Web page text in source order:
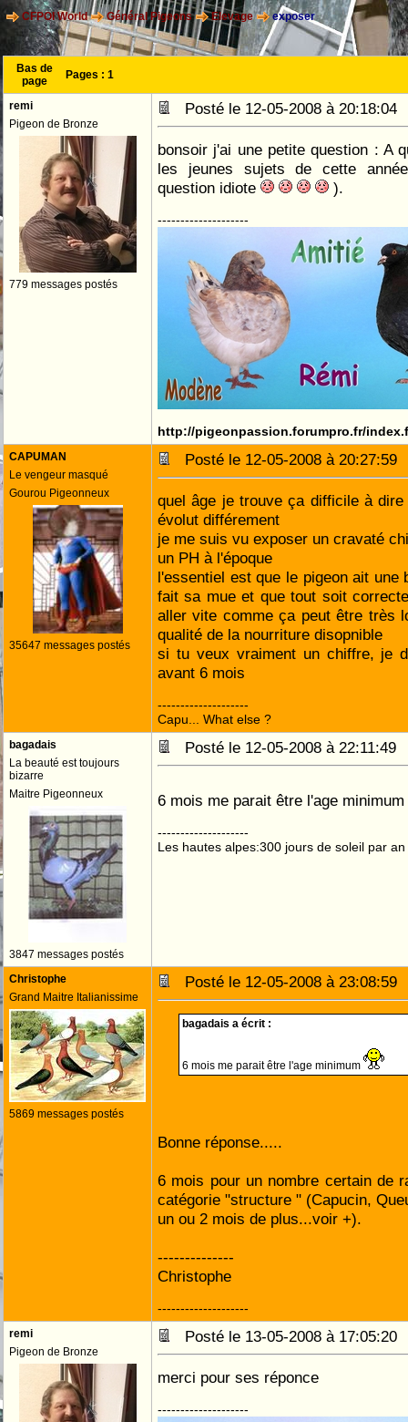
CFPOI World Général Pigeons Elevage exposer
Bas de
page
Pages : 1
remi
Pigeon de Bronze
779 messages postés
Posté le 12-05-2008 à
bonsoir j'ai une petite question : A
les jeunes sujets de cette
question idiote
).
--------------------
http://pigeonpassion.forumpro.fr/
CAPUMAN
Le vengeur masqué
Gourou Pigeonneux
35647 messages postés
Posté le 12-05-2008 à
quel âge je trouve ça difficile à
évolut différement
je me suis vu exposer un cravaté
un PH à l'époque
l'essentiel est que le pigeon ait une
fait sa mue et que tout soit
aller vite comme ça peut être très
qualité de la nourriture disopnible
si tu veux vraiment un chiffre, je
avant 6 mois
--------------------
Capu... What else ?
bagadais
La beauté est toujours
bizarre
Maitre Pigeonneux
3847 messages postés
Posté le 12-05-2008 à
6 mois me parait être l'age minimum
--------------------
Les hautes alpes:300 jours de soleil par an
Christophe
Grand Maitre Italianissime
5869 messages postés
Posté le 12-05-2008 à
bagadais a écrit :
6 mois me parait être l'age minimum
Bonne réponse.....
6 mois pour un nombre certain de
catégorie "structure " (Capucin,
un ou 2 mois de plus...voir +).
--------------
Christophe
--------------------
remi
Pigeon de Bronze
Posté le 13-05-2008 à
merci pour ses réponce
--------------------